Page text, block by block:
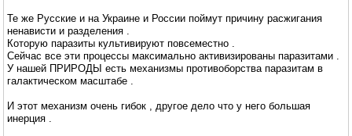
Те же Русские и на Украине и России поймут причину расжигания
ненависти и разделения .
Которую паразиты культивируют повсеместно .
Сейчас все эти процессы максимально активизированы паразитами .
У нашей ПРИРОДЫ есть механизмы противоборства паразитам в
галактическом масштабе .
И этот механизм очень гибок , другое дело что у него большая
инерция .